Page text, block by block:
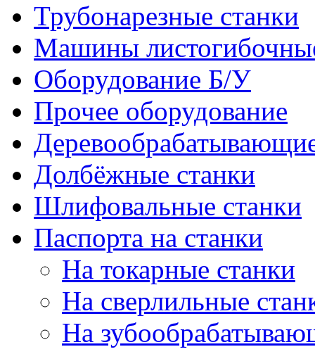
Трубонарезные станки
Машины
Оборудование Б/У
Прочее оборудование
Долбёжные станки
Шлифовальные станки
Паспорта на станки
На токарные станки
На сверлильные
На